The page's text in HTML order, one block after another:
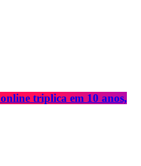
triplica em 10 anos,